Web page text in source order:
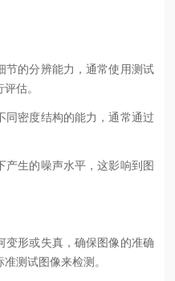
节的分辨能力，通常使用测试
评估。
同密度结构的能力，通常通过
产生的噪声水平，这影响到图
变形或失真，确保图像的准确
准测试图像来检测。